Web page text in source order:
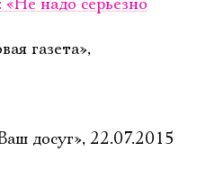
надо серьезно
газета»,
досуг», 22.07.2015